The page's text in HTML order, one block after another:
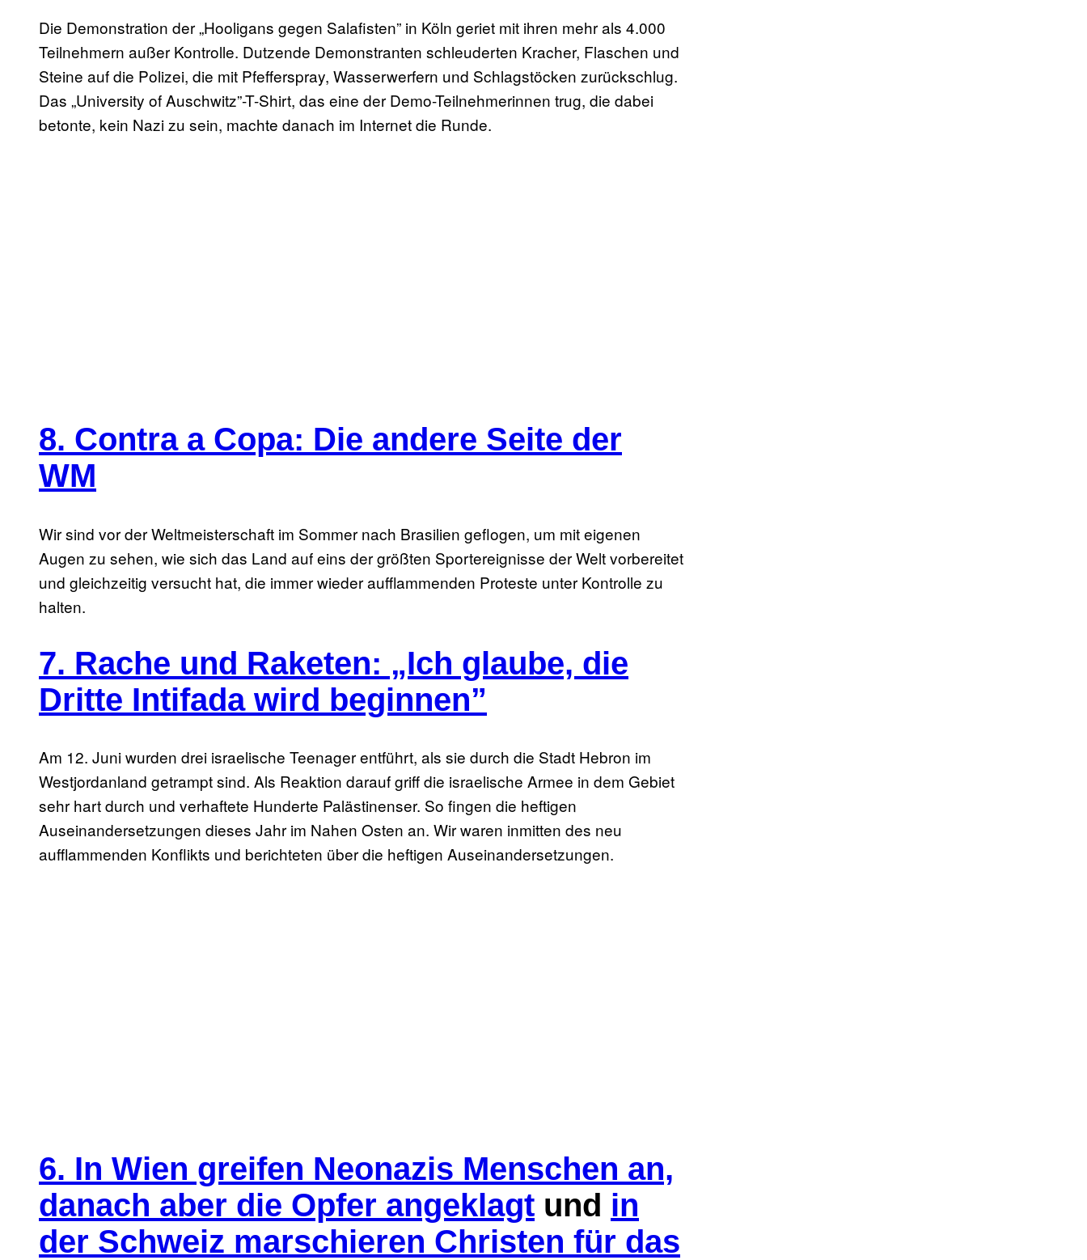
Die Demonstration der „Hooligans gegen Salafisten” in Köln geriet mit ihren mehr als 4.000
Teilnehmern außer Kontrolle. Dutzende Demonstranten schleuderten Kracher, Flaschen und
Steine auf die Polizei, die mit Pfefferspray, Wasserwerfern und Schlagstöcken zurückschlug.
Das „University of Auschwitz”-T-Shirt, das eine der Demo-Teilnehmerinnen trug, die dabei
betonte, kein Nazi zu sein, machte danach im Internet die Runde.
8. Contra a Copa: Die andere Seite der
WM
Wir sind vor der Weltmeisterschaft im Sommer nach Brasilien geflogen, um mit eigenen
Augen zu sehen, wie sich das Land auf eins der größten Sportereignisse der Welt vorbereitet
und gleichzeitig versucht hat, die immer wieder aufflammenden Proteste unter Kontrolle zu
halten.
7. Rache und Raketen: „Ich glaube, die
Dritte Intifada wird beginnen”
Am 12. Juni wurden drei israelische Teenager entführt, als sie durch die Stadt Hebron im
Westjordanland getrampt sind. Als Reaktion darauf griff die israelische Armee in dem Gebiet
sehr hart durch und verhaftete Hunderte Palästinenser. So fingen die heftigen
Auseinandersetzungen dieses Jahr im Nahen Osten an. Wir waren inmitten des neu
aufflammenden Konflikts und berichteten über die heftigen Auseinandersetzungen.
6. In Wien greifen Neonazis Menschen an,
danach aber die Opfer angeklagt und in
der Schweiz marschieren Christen für das